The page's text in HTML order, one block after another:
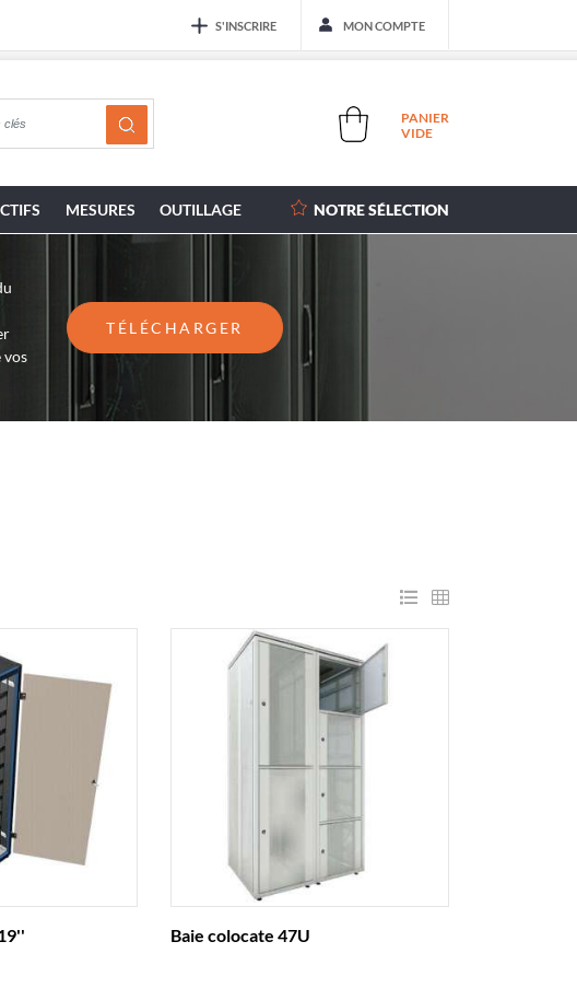
S'INSCRIRE MON COMPTE
PANIER
VIDE
MESURES OUTILLAGE NOTRE SÉLECTION
vos
TÉLÉCHARGER
Baie colocate 47U